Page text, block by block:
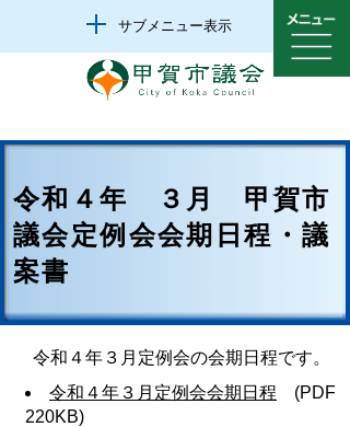
サブメニュー表示
令和４年 ３月 甲賀市
議会定例会会期日程・議
案書
令和４年３月定例会の会期日程です。
令和４年３月定例会会期日程 (PDF
220KB)